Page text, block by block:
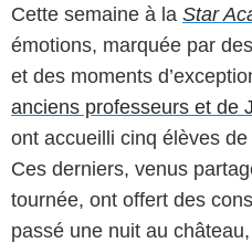
Cette semaine à la Star
émotions, marquée par
et des moments
anciens professeurs et de
ont accueilli cinq élèves
Ces derniers, venus
tournée, ont offert des
passé une nuit au